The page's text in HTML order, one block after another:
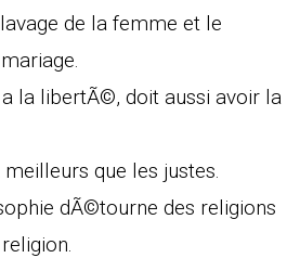
de la femme et le
la libertÃ©, doit aussi avoir la
que les justes.
dÃ©tourne des religions